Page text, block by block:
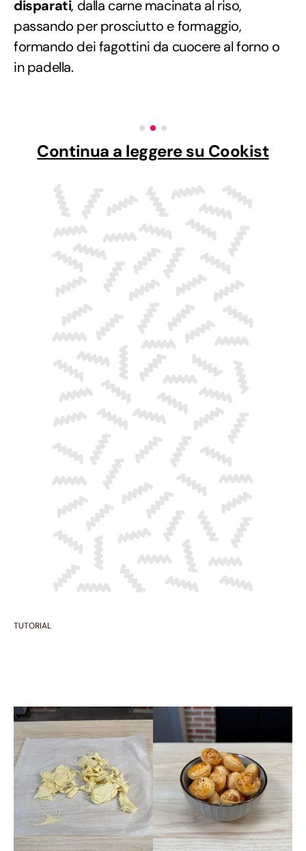
disparati, dalla carne macinata al riso,
passando per prosciutto e formaggio,
formando dei fagottini da cuocere al forno o
in padella.
Continua a leggere su Cookist
TUTORIAL